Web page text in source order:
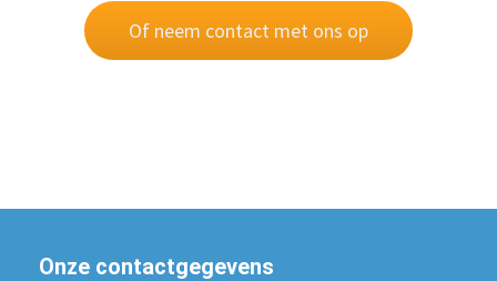
Of neem contact met ons op
Onze contactgegevens